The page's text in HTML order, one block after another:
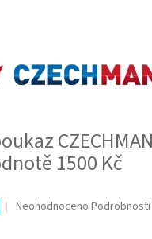
1500 Kč
Průměrné
Neohodnoceno